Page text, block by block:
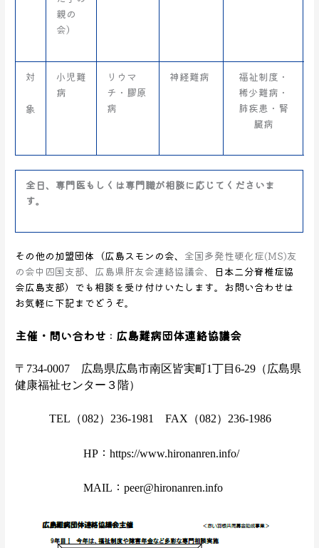
親の
会）
対
象
小児難
病
リウマ
チ・膠原
病
神経難病
福祉制度・
稀少難病・
肺疾患・腎
臓病
全日、専門医もしくは専門職が相談に応じてくださいま
す。
その他の加盟団体（広島スモンの会、 全国多発性硬化症(MS)友
の会中四国支部、広島県肝友会連絡協議会、
日本二分脊椎症協
会広島支部）でも相談を受け付けいたします。お問い合わせは
お気軽に下記までどうぞ。
主催・問い合わせ ： 広島難病団体連絡協議会
〒734-0007 広島県広島市南区皆実町1丁目6-29（広島県
健康福祉センター３階）
TEL（082）236-1981 FAX（082）236-1986
HP ：https://www.hironanren.info/
MAIL ：peer@hironanren.info